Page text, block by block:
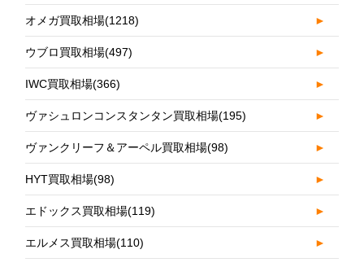
オメガ買取相場(1218) ►
ウブロ買取相場(497) ►
IWC買取相場(366) ►
ヴァシュロンコンスタンタン買取相場(195) ►
ヴァンクリーフ＆アーペル買取相場(98) ►
HYT買取相場(98) ►
エドックス買取相場(119) ►
エルメス買取相場(110) ►